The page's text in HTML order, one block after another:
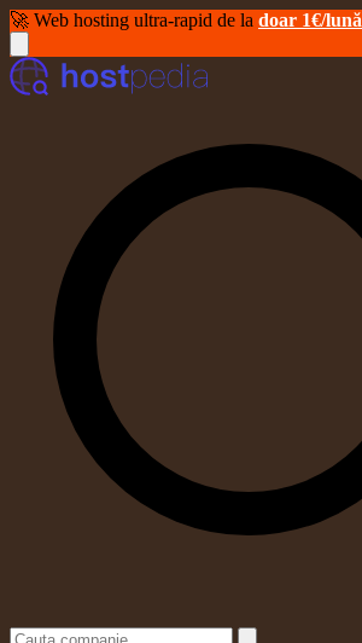
🚀 Web hosting ultra-rapid de la doar 1€/lună